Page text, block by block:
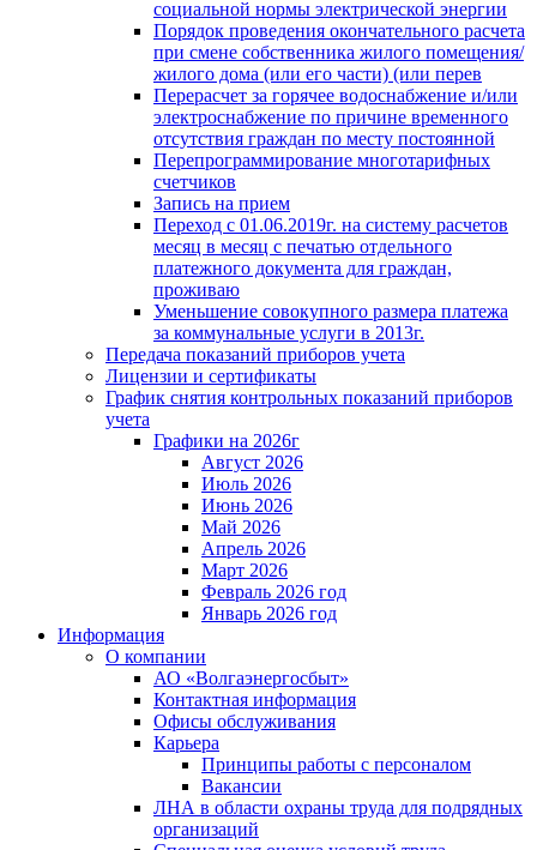
социальной нормы электрической энергии
Порядок проведения окончательного расчета
при смене собственника жилого помещения/
жилого дома (или его части) (или перев
Перерасчет за горячее водоснабжение и/или
электроснабжение по причине временного
отсутствия граждан по месту постоянной
Перепрограммирование многотарифных
счетчиков
Запись на прием
Переход с 01.06.2019г. на систему расчетов
месяц в месяц с печатью отдельного
платежного документа для граждан,
проживаю
Уменьшение совокупного размера платежа
за коммунальные услуги в 2013г.
Передача показаний приборов учета
Лицензии и сертификаты
График снятия контрольных показаний приборов
учета
Графики на 2026г
Август 2026
Июль 2026
Июнь 2026
Май 2026
Апрель 2026
Март 2026
Февраль 2026 год
Январь 2026 год
Информация
О компании
АО «Волгаэнергосбыт»
Контактная информация
Офисы обслуживания
Карьера
Принципы работы с персоналом
Вакансии
ЛНА в области охраны труда для подрядных
организаций